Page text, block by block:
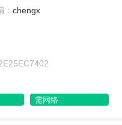
： chengx
需网络